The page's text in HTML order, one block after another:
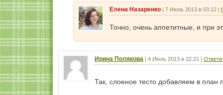
Елена Назаренко | 7 Июль 2013 в 03:12 |
Точно, очень аппетитные, и при
Ирина Полякова | 4 Июль 2013 в 22:21 |
Так, слоеное тесто добавляем в